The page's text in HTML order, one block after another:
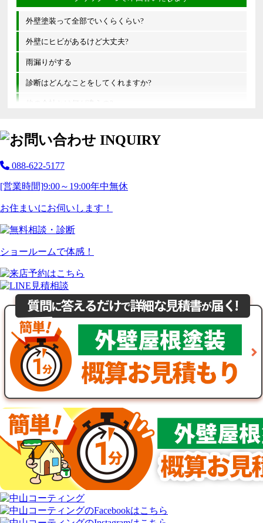
外壁塗装って全部でいくらくらい?
外壁にヒビがあるけど大丈夫?
雨漏りがする
診断はどんなことをしてくれますか?
他の会社とは何が違うの?
088-622-5177
[営業時間]9:00～19:00年中無休
お住まいにお伺いします！
ショールームで体感！